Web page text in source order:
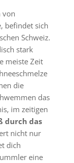
von
befindet sich
Schweiz.
stark
meiste Zeit
die
das
im zeitigen
durch das
nicht nur
dich
eine